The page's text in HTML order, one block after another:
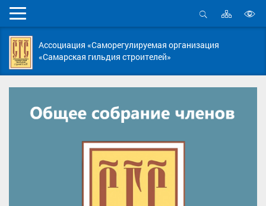
Мобильное
меню
Открыть
Карта
сайта
Ассоциация «Саморегулируемая организация
«Самарская гильдия строителей»